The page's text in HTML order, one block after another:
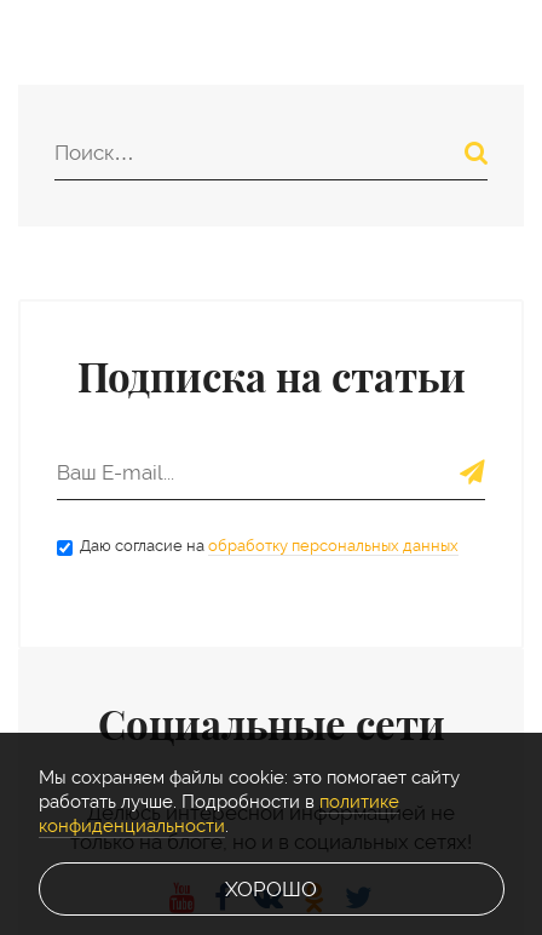
Подписка на статьи
Даю согласие наобработку персональных данных
Социальные сети
Делюсь интересной информацией не
только на блоге, но и в социальных сетях!
Мы cохраняем файлы cookie: это помогает сайту
работать лучше. Подробности в политике
конфиденциальности.
ХОРОШО